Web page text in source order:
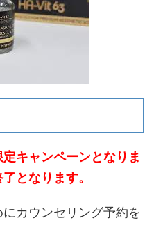
キャンペーンとなりま
となります。
カウンセリング予約を